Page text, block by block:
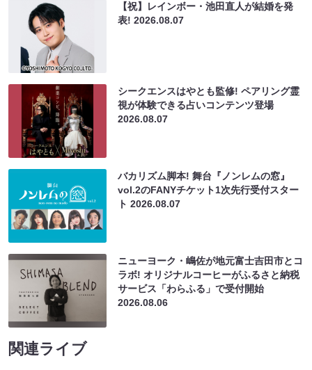
【祝】レインボー・池田直人が結婚を発
表!2026.08.07
シークエンスはやとも監修! ペアリング霊
視が体験できる占いコンテンツ登場
2026.08.07
バカリズム脚本! 舞台『ノンレムの窓』
vol.2のFANYチケット1次先行受付スター
ト2026.08.07
ニューヨーク・嶋佐が地元富士吉田市とコ
ラボ! オリジナルコーヒーがふるさと納税
サービス「わらふる」で受付開始
2026.08.06
関連ライブ